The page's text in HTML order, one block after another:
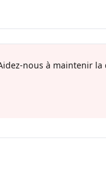
nous à maintenir